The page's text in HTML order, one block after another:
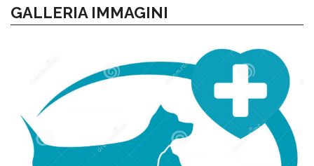
GALLERIA IMMAGINI